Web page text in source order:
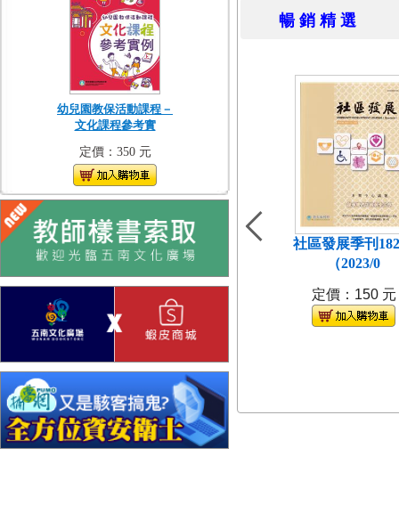
幼兒園教保活動課程－
文化課程參考實
定價：350 元
暢 銷 精
社區發展季刊
（2023/0
定價：150 元